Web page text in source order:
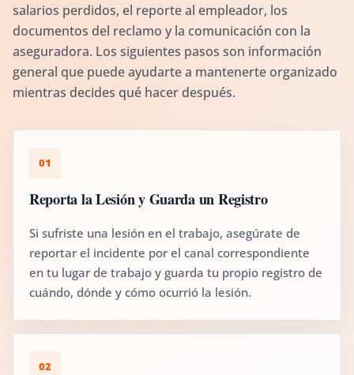
salarios perdidos, el reporte al empleador, los
documentos del reclamo y la comunicación con la
aseguradora. Los siguientes pasos son información
general que puede ayudarte a mantenerte organizado
mientras decides qué hacer después.
01
Reporta la Lesión y Guarda un Registro
Si sufriste una lesión en el trabajo, asegúrate de
reportar el incidente por el canal correspondiente
en tu lugar de trabajo y guarda tu propio registro de
cuándo, dónde y cómo ocurrió la lesión.
02